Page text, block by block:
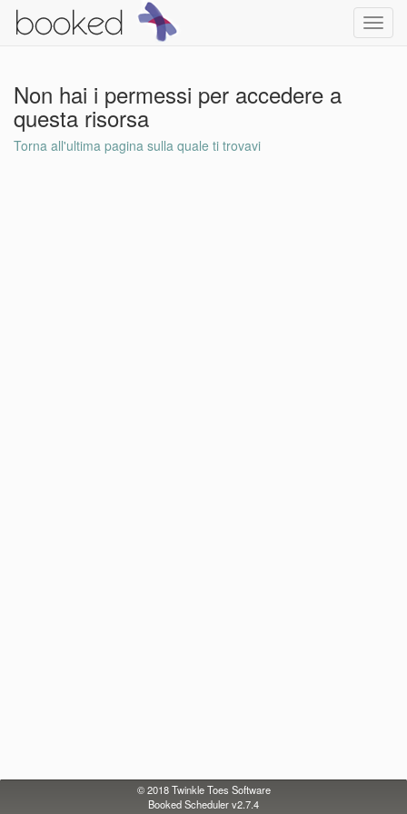
Non hai i permessi per accedere a
questa risorsa
Torna all'ultima pagina sulla quale ti trovavi
© 2018Twinkle Toes Software
Booked Scheduler v2.7.4